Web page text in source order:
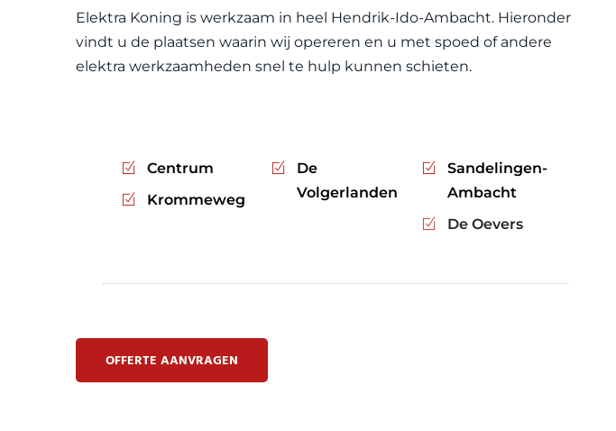
Elektra Koning is werkzaam in heel Hendrik-Ido-Ambacht. Hieronder
vindt u de plaatsen waarin wij opereren en u met spoed of andere
elektra werkzaamheden snel te hulp kunnen schieten.
Centrum
Krommeweg
De
Volgerlanden
Sandelingen-
Ambacht
De Oevers
OFFERTE AANVRAGEN